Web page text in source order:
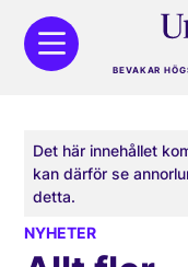
BEVAKAR
Det här innehållet
kan därför se
detta.
NYHETER